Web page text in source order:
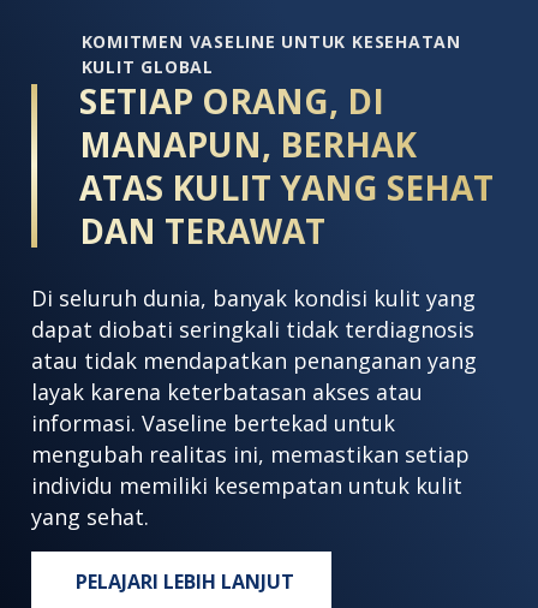
KOMITMEN VASELINE UNTUK KESEHATAN
KULIT GLOBAL
SETIAP ORANG, DI
MANAPUN, BERHAK
ATAS KULIT YANG SEHAT
DAN TERAWAT
Di seluruh dunia, banyak kondisi kulit yang
dapat diobati seringkali tidak terdiagnosis
atau tidak mendapatkan penanganan yang
layak karena keterbatasan akses atau
informasi. Vaseline bertekad untuk
mengubah realitas ini, memastikan setiap
individu memiliki kesempatan untuk kulit
yang sehat.
PELAJARI LEBIH LANJUT
SETIAP ORANG, DI MANAPUN,